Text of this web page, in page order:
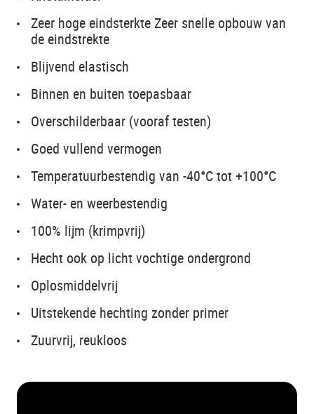
Zeer hoge eindsterkte Zeer snelle opbouw van
de eindstrekte
Blijvend elastisch
Binnen en buiten toepasbaar
Overschilderbaar (vooraf testen)
Goed vullend vermogen
Temperatuurbestendig van -40°C tot +100°C
Water- en weerbestendig
100% lijm (krimpvrij)
Hecht ook op licht vochtige ondergrond
Oplosmiddelvrij
Uitstekende hechting zonder primer
Zuurvrij, reukloos